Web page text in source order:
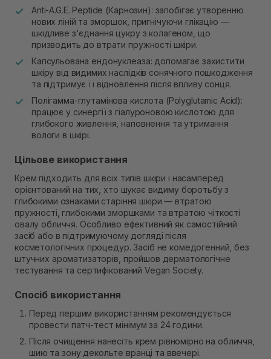
Anti-A.G.E. Peptide (Карнозин): запобігає утворенню
нових ліній та зморшок, пригнічуючи глікацію —
шкідливе з'єднання цукру з колагеном, що
призводить до втрати пружності шкіри.
Капсульована ендонуклеаза: допомагає захистити
шкіру від видимих наслідків сонячного пошкодження
та підтримує її відновлення після впливу сонця.
Полігамма-глутамінова кислота (Polyglutamic Acid):
працює у синергії з гіалуроновою кислотою для
глибокого живлення, наповнення та утримання
вологи в шкірі.
Цільове використання
Крем підходить для всіх типів шкіри і насамперед
орієнтований на тих, хто шукає видиму боротьбу з
глибокими ознаками старіння шкіри — втратою
пружності, глибокими зморшками та втратою чіткості
овалу обличчя. Особливо ефективний як самостійний
засіб або в підтримуючому догляді після
косметологічних процедур. Засіб не комедогенний, без
штучних ароматизаторів, пройшов дерматологічне
тестування та сертифікований Vegan Society.
Спосіб використання
Перед першим використанням рекомендується
провести патч-тест мінімум за 24 години.
Після очищення нанесіть крем рівномірно на обличчя,
шию та зону декольте вранці та ввечері.